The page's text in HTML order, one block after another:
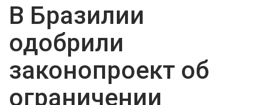
В Бразилии
одобрили
законопроект об
ограничении